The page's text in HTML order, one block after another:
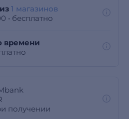
1 магазинов
• бесплатно
времени
получении